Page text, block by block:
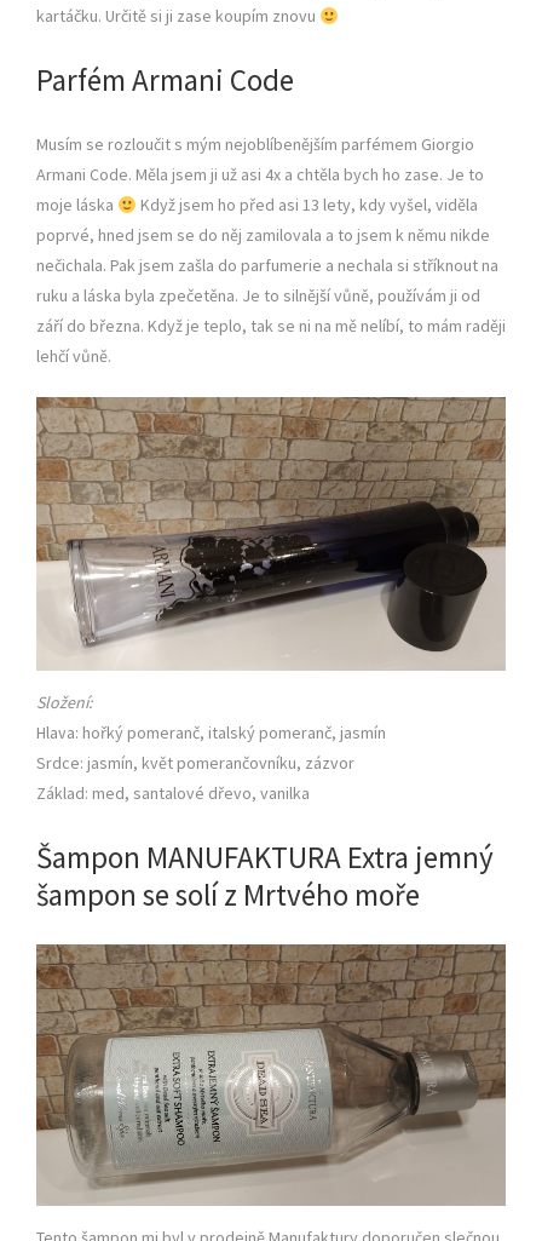
kartáčku. Určitě si ji zase koupím znovu
Parfém Armani Code
Musím se rozloučit s mým nejoblíbenějším parfémem Giorgio
Armani Code. Měla jsem ji už asi 4x a chtěla bych ho zase. Je to
moje láska
Když jsem ho před asi 13 lety, kdy vyšel, viděla
poprvé, hned jsem se do něj zamilovala a to jsem k němu nikde
nečichala. Pak jsem zašla do parfumerie a nechala si stříknout na
ruku a láska byla zpečetěna. Je to silnější vůně, používám ji od
září do března. Když je teplo, tak se ni na mě nelíbí, to mám raději
lehčí vůně.
Složení:
Hlava: hořký pomeranč, italský pomeranč, jasmín
Srdce: jasmín, květ pomerančovníku, zázvor
Základ: med, santalové dřevo, vanilka
Šampon MANUFAKTURA Extra jemný
šampon se solí z Mrtvého moře